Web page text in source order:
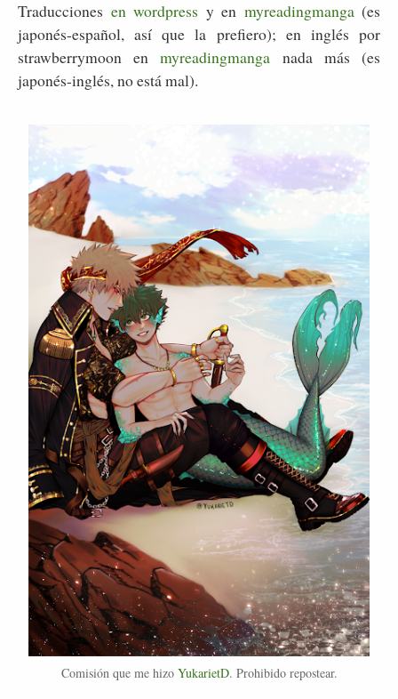
Traducciones en wordpress y en myreadingmanga(es
japonés-español, así que la prefiero); en inglés por
strawberrymoon enmyreadingmanga nada más (es
japonés-inglés, no está mal).
Comisión que me hizo YukarietD. Prohibido repostear.